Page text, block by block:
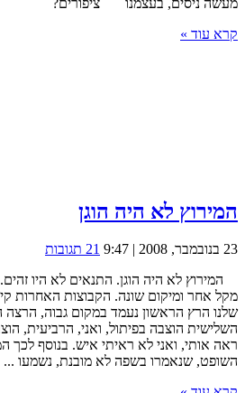
קרא עוד »
המירוץ לא היה הוגן
23 בנובמבר, 2008 | 9:47
21 תגובות
המירוץ לא היה הוגן. התנאים לא היו
מקל אחר ומיקום שונה. הקבוצות האחרות
שלנו הרץ הראשון נעמד במקום גבוה, הרצה
השלישית הוצבה בפיתול, ואני, הרביעית,
ראה אותי, ואני לא ראיתי איש. בנוסף לכך
השופט, שנאמרו בשפה לא מובנת, נשמעו ...